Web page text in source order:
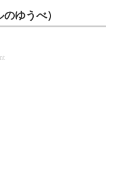
ゆうべ）